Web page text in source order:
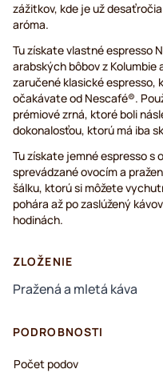
zážitkov, kde je už
aróma.
Tu získate vlastné espresso
arabských bôbov z
zaručené klasické espresso,
očakávate od Nescafé®.
prémiové zrná, ktoré boli
dokonalosťou, ktorú má iba
Tu získate jemné espresso s
sprevádzané ovocím a
šálku, ktorú si môžete
pohára až po zaslúžený
hodinách.
ZLOŽENIE
Pražená a mletá káva
PODROBNOSTI
Počet podov